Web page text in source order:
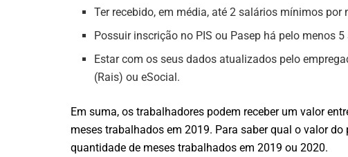
Ter recebido, em média, até 2 salários mínimos por
Possuir inscrição no PIS ou Pasep há pelo menos
Estar com os seus dados atualizados pelo
(Rais) ou eSocial.
Em suma, os trabalhadores podem receber um valor
meses trabalhados em 2019. Para saber qual o valor
quantidade de meses trabalhados em 2019 ou 2020.